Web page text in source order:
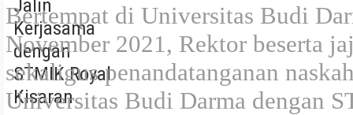
Bertempat di Universitas Budi
November 2021, Rektor beserta
sekaligus penandatanganan
Universitas Budi Darma dengan